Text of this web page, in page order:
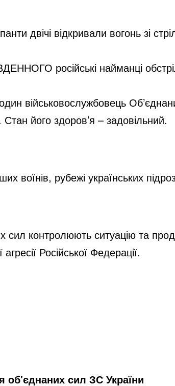
двічі відкривали вогонь зі
російські найманці
військовослужбовець
Стан його здоров’я – задовільний.
воїнів, рубежі українських
сил контролюють ситуацію та
Російської Федерації.
об'єднаних сил ЗС України